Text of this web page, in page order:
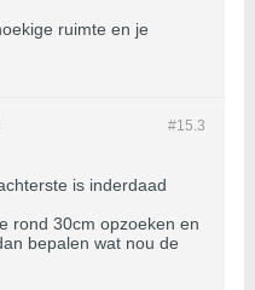
ruimte en je
#15.3
is inderdaad
rond 30cm opzoeken en
bepalen wat nou de